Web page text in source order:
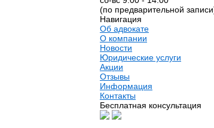
(по предварительной
Навигация
Об адвокате
О компании
Новости
Юридические услуги
Акции
Отзывы
Информация
Контакты
Бесплатная консультация